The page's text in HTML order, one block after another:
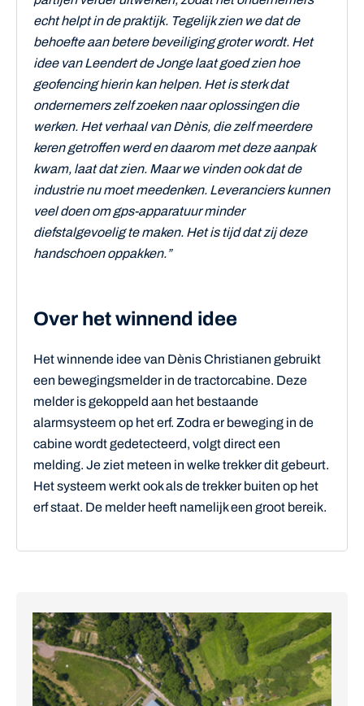
echt helpt in de praktijk. Tegelijk zien we dat de
behoefte aan betere beveiliging groter wordt. Het
idee van Leendert de Jonge laat goed zien hoe
geofencing hierin kan helpen. Het is sterk dat
ondernemers zelf zoeken naar oplossingen die
werken. Het verhaal van Dènis, die zelf meerdere
keren getroffen werd en daarom met deze aanpak
kwam, laat dat zien. Maar we vinden ook dat de
industrie nu moet meedenken. Leveranciers kunnen
veel doen om gps-apparatuur minder
diefstalgevoelig te maken. Het is tijd dat zij deze
handschoen oppakken.”
Over het winnend idee
Het winnende idee van Dènis Christianen gebruikt
een bewegingsmelder in de tractorcabine. Deze
melder is gekoppeld aan het bestaande
alarmsysteem op het erf. Zodra er beweging in de
cabine wordt gedetecteerd, volgt direct een
melding. Je ziet meteen in welke trekker dit gebeurt.
Het systeem werkt ook als de trekker buiten op het
erf staat. De melder heeft namelijk een groot bereik.